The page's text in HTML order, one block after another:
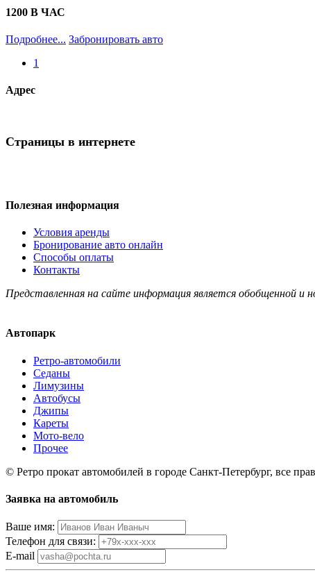
1200 В ЧАС
Подробнее... Забронировать авто
1
Адрес
Страницы в интернете
Полезная информация
Условия аренды
Бронирование авто онлайн
Способы оплаты
Контакты
Представленная на сайте информация является обобщенной и
Автопарк
Ретро-автомобили
Седаны
Лимузины
Автобусы
Джипы
Кареты
Мото-вело
Прочее
© Ретро прокат автомобилей в городе Санкт-Петербург, все
Заявка на автомобиль
Ваше имя:
Телефон для связи:
E-mail